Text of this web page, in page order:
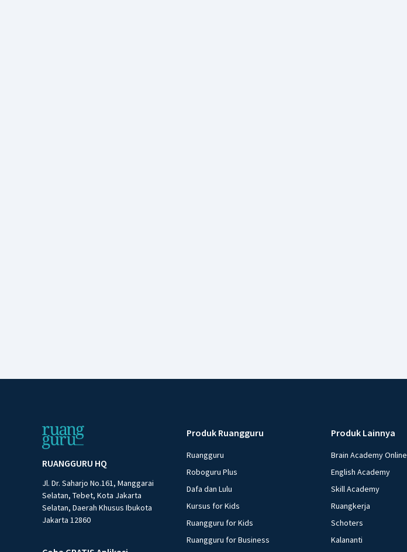
RUANGGURU HQ
Jl. Dr. Saharjo No.161, Manggarai
Selatan, Tebet, Kota Jakarta
Selatan, Daerah Khusus Ibukota
Jakarta 12860
Produk Ruangguru
Ruangguru
Roboguru Plus
Dafa dan Lulu
Kursus for Kids
Ruangguru for Kids
Ruangguru for Business
Produk Lainnya
Brain Academy Online
English Academy
Skill Academy
Ruangkerja
Schoters
Kalananti